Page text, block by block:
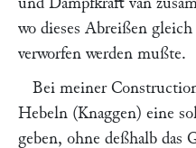
wo dieses Abreißen
verworfen werden mußte.
Bei meiner
Hebeln (Knaggen) eine
geben, ohne deßhalb das